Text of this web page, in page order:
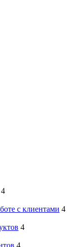
4
с клиентами 4
4